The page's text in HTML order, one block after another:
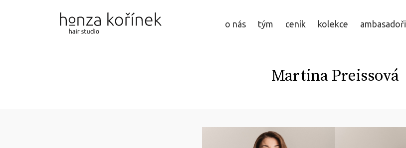
o nás tým ceník kolekce ambasadoři
Martina Preissová